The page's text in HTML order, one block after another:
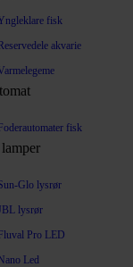
fisk
Reservedele akvarie
Foderautomater fisk
Glo lysrør
lysrør
Fluval Pro LED
Nano Led